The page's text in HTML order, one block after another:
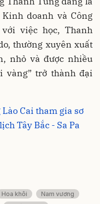
doanh và Công
việc học, Thanh
thường xuyên xuất
nhỏ và được nhiều
vàng” trở thành đại
Cai tham gia sơ
Tây Bắc - Sa Pa
Hoa khôi
Nam vương